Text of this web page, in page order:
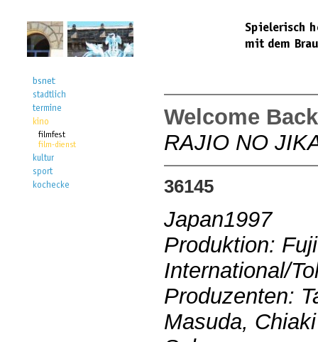
Welcome
RAJIO NO
36145
Japan1997
Produktion:
International/
Produzenten:
Masuda,